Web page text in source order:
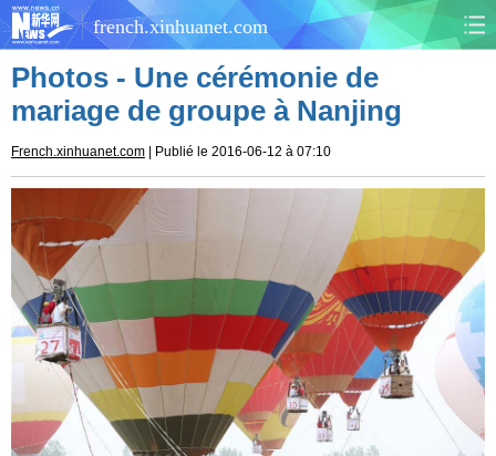
french.xinhuanet.com
CHINE MONDE
CULTURE SOCIÉTÉ
SANTÉ SPORTS
SCI&TECH PLANÈTE
TOURISME DOCUMENTS
DOSSIERS PHOTOS
Photos - Une cérémonie de
mariage de groupe à Nanjing
French.xinhuanet.com | Publié le 2016-06-12 à 07:10